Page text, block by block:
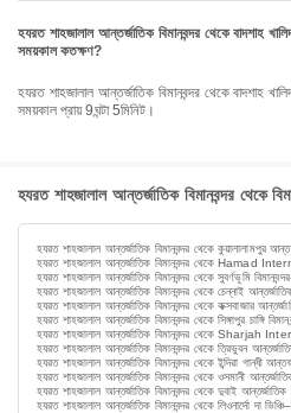
হযরত শাহজালাল আন্তর্জাতিক বিমানবন্দর থেকে বাদশাহ
সময়কাল কতক্ষণ?
হযরত শাহজালাল আন্তর্জাতিক বিমানবন্দর থেকে বাদশাহ খালিদ আন্তর্জাতিক বিমানবন্দর পর্যন্ত ফ্লাইটের
সময়কাল প্রায় 9ঘন্টা 5মিনিট।
হযরত শাহজালাল আন্তর্জাতিক বিমানবন্দর থেকে
হযরত শাহজালাল আন্তর্জাতিক বিমানবন্দর থেকে কুয়ালালামপুর
হযরত শাহজালাল আন্তর্জাতিক বিমানবন্দর থেকে Hamad
হযরত শাহজালাল আন্তর্জাতিক বিমানবন্দর থেকে সুবর্ণভূমি
হযরত শাহজালাল আন্তর্জাতিক বিমানবন্দর থেকে চেন্নাই
হযরত শাহজালাল আন্তর্জাতিক বিমানবন্দর থেকে কক্সবাজার
হযরত শাহজালাল আন্তর্জাতিক বিমানবন্দর থেকে সিঙ্গাপুর চাঙ্গি
হযরত শাহজালাল আন্তর্জাতিক বিমানবন্দর থেকে Sharjah
হযরত শাহজালাল আন্তর্জাতিক বিমানবন্দর থেকে ত্রিভুবন
হযরত শাহজালাল আন্তর্জাতিক বিমানবন্দর থেকে ইন্দিরা গান্ধী
হযরত শাহজালাল আন্তর্জাতিক বিমানবন্দর থেকে ওসমানী
হযরত শাহজালাল আন্তর্জাতিক বিমানবন্দর থেকে দুবাই আন্তর্জাতিক
হযরত শাহজালাল আন্তর্জাতিক বিমানবন্দর থেকে লিওনার্দো দা